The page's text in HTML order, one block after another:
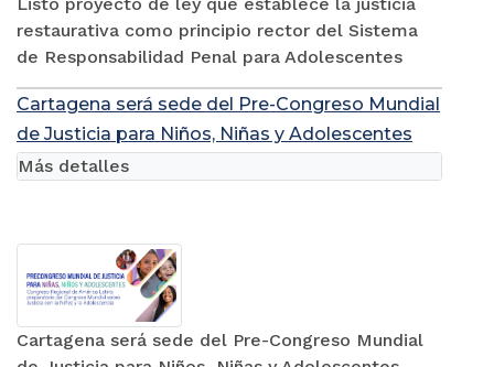
restaurativa como principio rector del Sistema
de Responsabilidad Penal para Adolescentes
Cartagena será sede del Pre-Congreso Mundial
de Justicia para Niños, Niñas y Adolescentes
Cartagena será sede del Pre-Congreso Mundial
Más detalles